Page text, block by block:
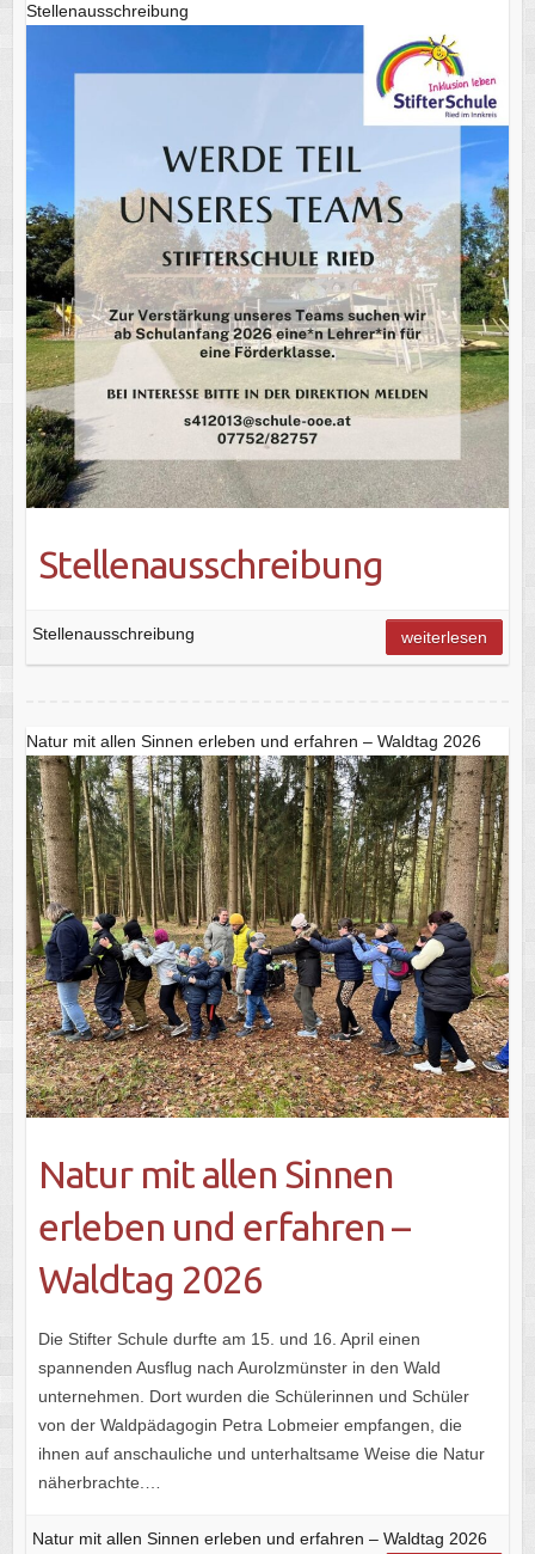
Stellenausschreibung
Stellenausschreibung
Stellenausschreibung weiterlesen
Natur mit allen Sinnen erleben und erfahren – Waldtag 2026
Natur mit allen Sinnen
erleben und erfahren –
Waldtag 2026
Die Stifter Schule durfte am 15. und 16. April einen
spannenden Ausflug nach Aurolzmünster in den Wald
unternehmen. Dort wurden die Schülerinnen und Schüler
von der Waldpädagogin Petra Lobmeier empfangen, die
ihnen auf anschauliche und unterhaltsame Weise die Natur
näherbrachte.…
Natur mit allen Sinnen erleben und erfahren – Waldtag 2026